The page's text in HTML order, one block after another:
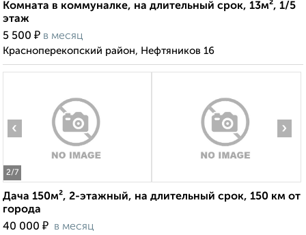
Комната в коммуналке, на длительный срок, 13м², 1/5
этаж
5 500 ₽ в месяц
Красноперекопский район, Нефтяников 16
2/7
‹ ›
Дача 150м², 2-этажный, на длительный срок, 150 км от
города
40 000 ₽ в месяц